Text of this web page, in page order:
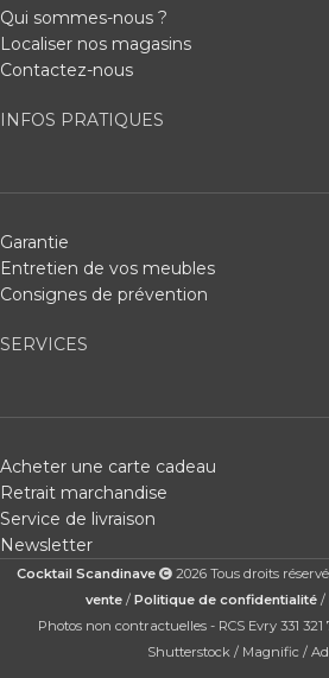
Qui sommes-nous ?
Localiser nos magasins
Contactez-nous
INFOS PRATIQUES
Garantie
Entretien de vos meubles
Consignes de prévention
SERVICES
Acheter une carte cadeau
Retrait marchandise
Service de livraison
Newsletter
Cocktail Scandinave 2026 Tous droits
vente/ Politique de confidentialité/
Photos non contractuelles - RCS Evry 331
Shutterstock / Magnific /